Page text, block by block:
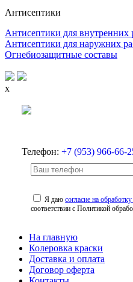
Антисептики
Антисептики для внутренних
Антисептики для наружних
Огнебиозащитные составы
x
Телефон: +7 (953) 966-66-
Я даюсогласие на
соответствии с Политикой
На главную
Колеровка краски
Доставка и оплата
Договор оферта